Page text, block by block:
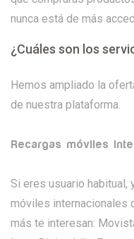
nunca está de más
¿Cuáles son los
Hemos ampliado la
de nuestra plataforma.
Recargas móviles
Si eres usuario
móviles internacionales
más te interesan: